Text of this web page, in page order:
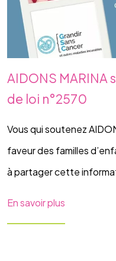
AIDONS
de loi n°2570
Vous qui soutenez
faveur des familles
à partager cette
En savoir plus